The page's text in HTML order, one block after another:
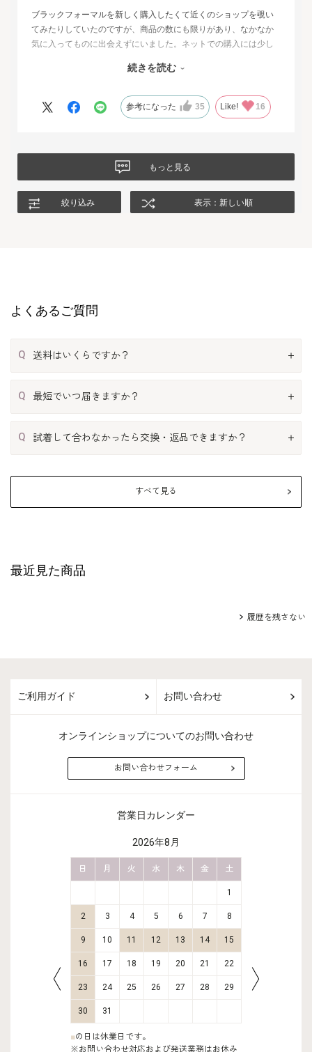
ブラックフォーマルを新しく購入したくて近くのショップを覗い
てみたりしていたのですが、商品の数にも限りがあり、なかなか
気に入ってものに出会えずにいました。ネットでの購入には少し
することが出来ました。最初に注文したものはイメージと違って
は、生地もデザインも大満足、これから長く自信をもって着用し
続きを読む
参考になった 35 Like! 16
もっと見る
絞り込み 表示：新しい順
よくあるご質問
Q 送料はいくらですか？
Q 最短でいつ届きますか？
Q 試着して合わなかったら交換・返品できますか？
すべて見る
最近見た商品
履歴を残さない
ご利用ガイド お問い合わせ
オンラインショップについてのお問い合わせ
お問い合わせフォーム
営業日カレンダー
2026年8月
日 月 火 水 木 金 土
1
2 3 4 5 6 7 8
9 10 11 12 13 14 15
16 17 18 19 20 21 22
23 24 25 26 27 28 29
30 31
■の日は休業日です。
※お問い合わせ対応および発送業務はお休み